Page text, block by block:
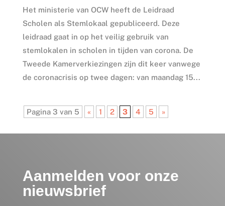
Het ministerie van OCW heeft de Leidraad
Scholen als Stemlokaal gepubliceerd. Deze
leidraad gaat in op het veilig gebruik van
stemlokalen in scholen in tijden van corona. De
Tweede Kamerverkiezingen zijn dit keer vanwege
de coronacrisis op twee dagen: van maandag 15...
Pagina 3 van 5 « 1 2 3 4 5 »
Aanmelden voor onze
nieuwsbrief